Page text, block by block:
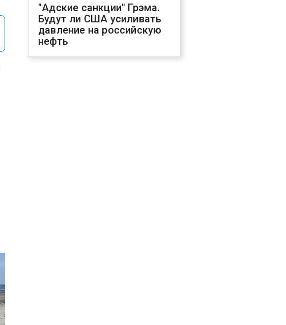
"Адские санкции" Грэма.
Будут ли США усиливать
давление на российскую
нефть